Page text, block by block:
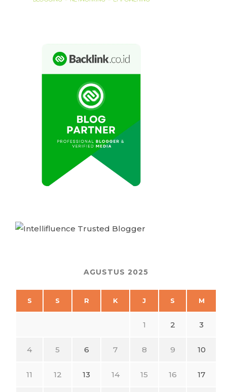
AGUSTUS 2025
S S R K J S M
1 2 3
4 5 6 7 8 9 10
11 12 13 14 15 16 17